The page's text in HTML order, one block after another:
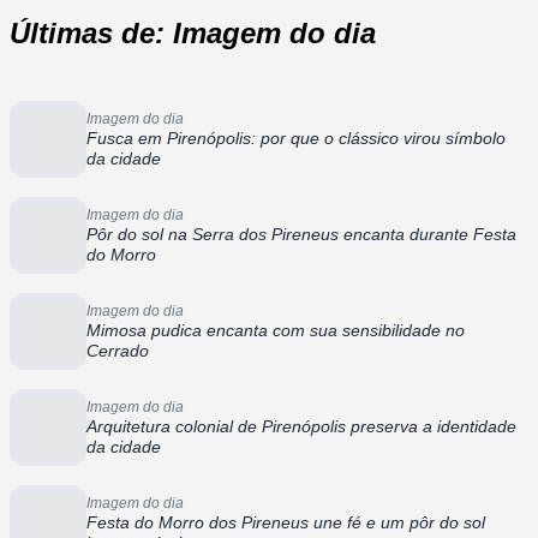
Últimas de: Imagem do dia
Imagem do dia
Fusca em Pirenópolis: por que o clássico virou símbolo
da cidade
Imagem do dia
Pôr do sol na Serra dos Pireneus encanta durante Festa
do Morro
Imagem do dia
Mimosa pudica encanta com sua sensibilidade no
Cerrado
Imagem do dia
Arquitetura colonial de Pirenópolis preserva a identidade
da cidade
Imagem do dia
Festa do Morro dos Pireneus une fé e um pôr do sol